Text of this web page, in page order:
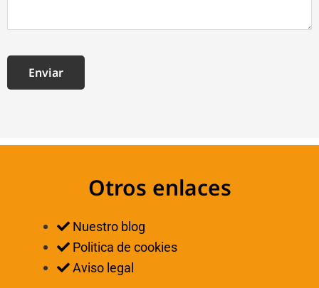
Otros enlaces
Nuestro blog
Politica de cookies
Aviso legal